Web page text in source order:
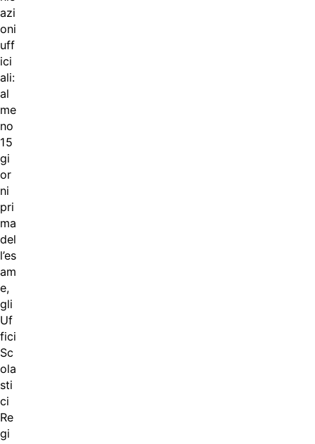
azi
oni
uff
ici
ali:
al
me
no
15
gi
or
ni
pri
ma
del
l’es
am
e,
gli
Uf
fici
Sc
ola
sti
ci
Re
gi